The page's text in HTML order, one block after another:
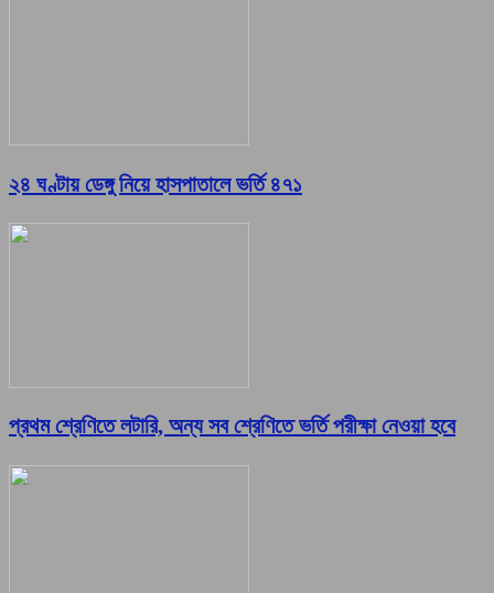
২৪ ঘণ্টায় ডেঙ্গু নিয়ে হাসপাতালে ভর্তি ৪৭১
প্রথম শ্রেণিতে লটারি, অন্য সব শ্রেণিতে ভর্তি পরীক্ষা নেওয়া হবে